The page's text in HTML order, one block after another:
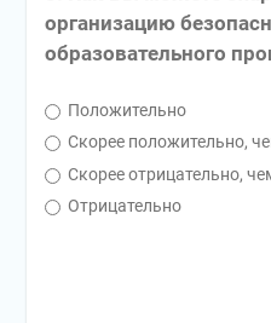
организацию
образовательного
Положительно
Скорее положительно,
Скорее отрицательно,
Отрицательно